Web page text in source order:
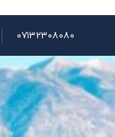
۰۷۱۳۲۳۰۸۰۸۰